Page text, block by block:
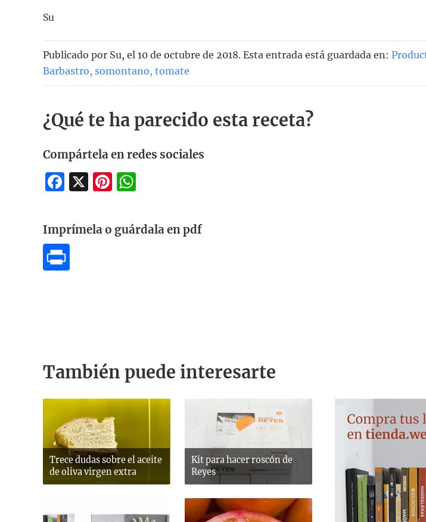
Su
Publicado por Su, el 10 de octubre de 2018. Esta entrada está guardada en:
Barbastro, somontano, tomate
¿Qué te ha parecido esta receta?
Compártela en redes sociales
Facebook
X Pinterest
Imprímela o guárdala en pdf
También puede interesarte
Trece dudas sobre el aceite
de oliva virgen extra
Kit para hacer roscón de
Reyes